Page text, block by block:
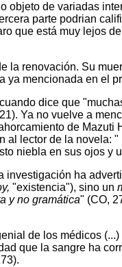
de variadas
parte podrian
que está muy lejos
renovación. Su
ya mencionada en el
dice que
Ya no vuelve a
de
lector de la novela:
niebla en sus ojos y
investigación ha
"existencia"), sino un
y no gramática" (CO,
de los médicos (...)
que la sangre ha